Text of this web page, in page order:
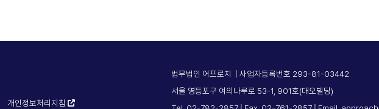
개인정보처리지침
법무법인 어프로치 | 사업자등록번호 293-81-03442
서울 영등포구 여의나루로 53-1, 901호(대오빌딩)